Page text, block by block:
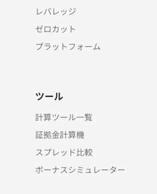
レバレッジ
ゼロカット
プラットフォーム
ツール
計算ツール一覧
証拠金計算機
スプレッド比較
ボーナスシミュレーター